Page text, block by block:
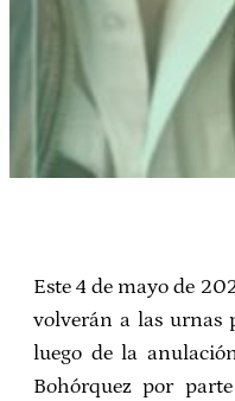
Este 4 de mayo de
volverán a las urnas
luego de la
Bohórquez por